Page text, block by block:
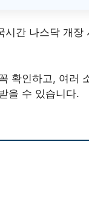
시간 나스닥 개
확인하고, 여러
을 수 있습니다.